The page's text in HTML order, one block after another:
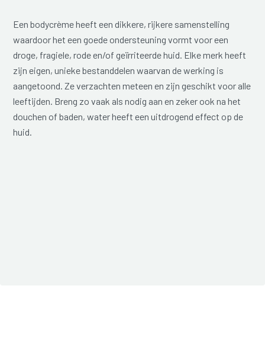
Een bodycrème heeft een dikkere, rijkere samenstelling
waardoor het een goede ondersteuning vormt voor een
droge, fragiele, rode en/of geïrriteerde huid. Elke merk heeft
zijn eigen, unieke bestanddelen waarvan de werking is
aangetoond. Ze verzachten meteen en zijn geschikt voor alle
leeftijden. Breng zo vaak als nodig aan en zeker ook na het
douchen of baden, water heeft een uitdrogend effect op de
huid.